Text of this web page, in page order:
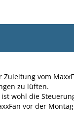
vom
zu lüften.
wohl die
vor der